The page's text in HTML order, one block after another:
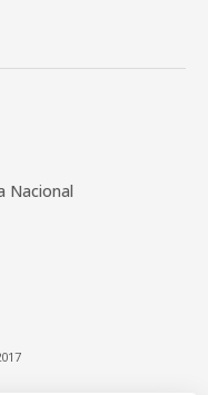
Nacional